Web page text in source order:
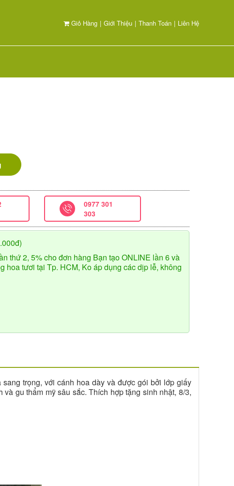
Giỏ Hàng | Giới Thiệu | Thanh Toán | Liên Hệ
DỊP TẶNG HOA HỒ ĐIỆP
0977 301
303
thứ 2, 5% cho đơn hàng Bạn tạo ONLINE lần 6 và
hoa tươi tại Tp. HCM, Ko áp dụng các dịp lễ, không
trọng, với cánh hoa dày và được gói bởi lớp giấy
gu thẩm mỹ sâu sắc. Thích hợp tặng sinh nhật, 8/3,